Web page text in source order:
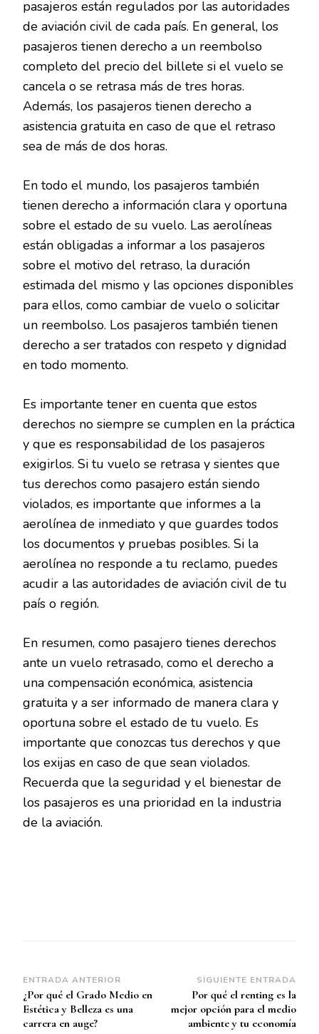
pasajeros están regulados por las autoridades
de aviación civil de cada país. En general, los
pasajeros tienen derecho a un reembolso
completo del precio del billete si el vuelo se
cancela o se retrasa más de tres horas.
Además, los pasajeros tienen derecho a
asistencia gratuita en caso de que el retraso
sea de más de dos horas.
En todo el mundo, los pasajeros también
tienen derecho a información clara y oportuna
sobre el estado de su vuelo. Las aerolíneas
están obligadas a informar a los pasajeros
sobre el motivo del retraso, la duración
estimada del mismo y las opciones disponibles
para ellos, como cambiar de vuelo o solicitar
un reembolso. Los pasajeros también tienen
derecho a ser tratados con respeto y dignidad
en todo momento.
Es importante tener en cuenta que estos
derechos no siempre se cumplen en la práctica
y que es responsabilidad de los pasajeros
exigirlos. Si tu vuelo se retrasa y sientes que
tus derechos como pasajero están siendo
violados, es importante que informes a la
aerolínea de inmediato y que guardes todos
los documentos y pruebas posibles. Si la
aerolínea no responde a tu reclamo, puedes
acudir a las autoridades de aviación civil de tu
país o región.
En resumen, como pasajero tienes derechos
ante un vuelo retrasado, como el derecho a
una compensación económica, asistencia
gratuita y a ser informado de manera clara y
oportuna sobre el estado de tu vuelo. Es
importante que conozcas tus derechos y que
los exijas en caso de que sean violados.
Recuerda que la seguridad y el bienestar de
los pasajeros es una prioridad en la industria
de la aviación.
Navegación
de
entradas
ENTRADA ANTERIOR
¿Por qué el Grado Medio en
Estética y Belleza es una
carrera en auge?
SIGUIENTE ENTRADA
Por qué el renting es la
mejor opción para el medio
ambiente y tu economía